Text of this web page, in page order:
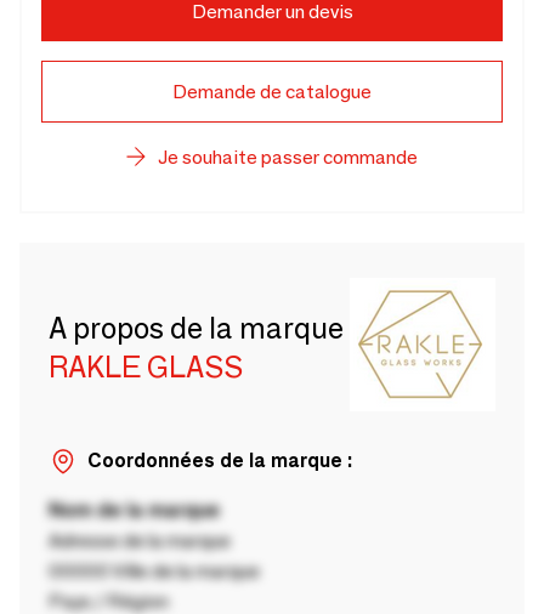
Demander un devis
Demande de catalogue
Je souhaite passer commande
A propos de la marque
RAKLE GLASS
Coordonnées de la marque :
Nom de la marque
Adresse de la marque
00000 Ville de la marque
Pays / Région